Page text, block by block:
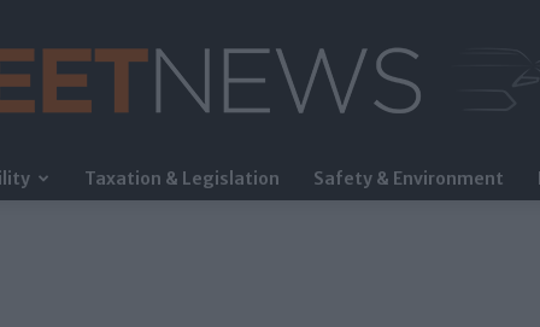
FleetNews
Taxation & Legislation Safety & Environment